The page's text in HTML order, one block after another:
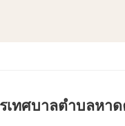
เทศบาลตำบลหา